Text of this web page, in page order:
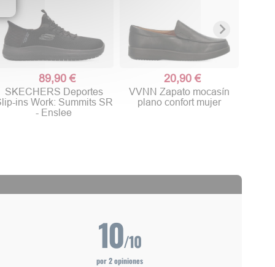
89,90 €
SKECHERS Deportes
ins Work: Summits SR
- Enslee
20,90 €
VVNN Zapato mocasín
plano confort mujer
10/10
por 2 opiniones